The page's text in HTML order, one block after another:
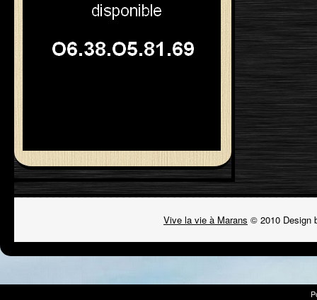
Vive la vie à Marans © 2010 Design